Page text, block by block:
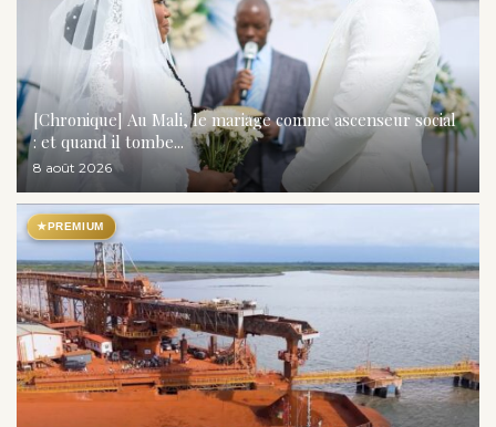
[Chronique] Au Mali, le mariage comme ascenseur social
: et quand il tombe...
8 août 2026
★PREMIUM